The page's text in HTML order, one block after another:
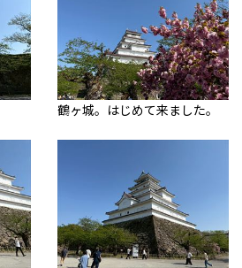
鶴ヶ城。はじめて来ました。